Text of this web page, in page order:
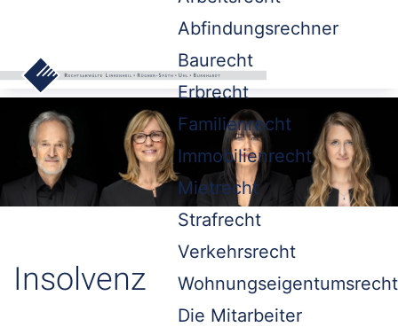
Abfindungsrechner
Baurecht
Erbrecht
Familienrecht
Immobilienrecht
Mietrecht
Strafrecht
Verkehrsrecht
Wohnungseigentumsrecht
Die Mitarbeiter
Insolvenz